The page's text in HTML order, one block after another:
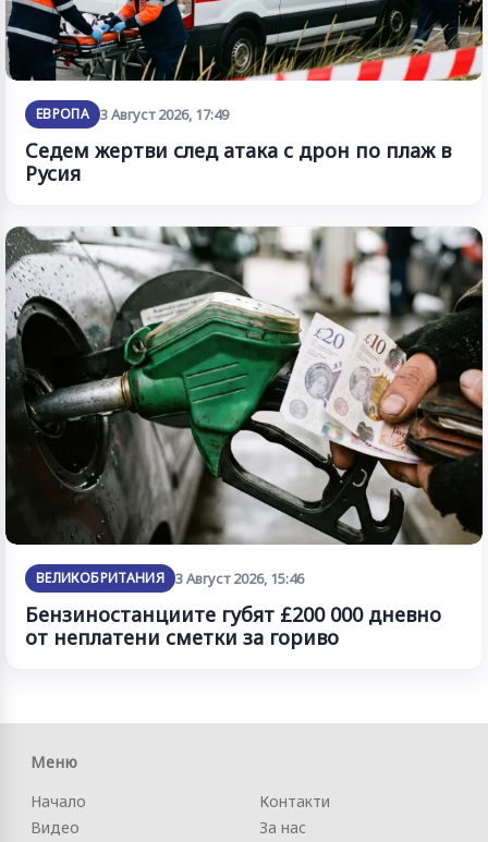
ЕВРОПА 3 Август 2026, 17:49
Седем жертви след атака с дрон по плаж в
Русия
ВЕЛИКОБРИТАНИЯ 3 Август 2026, 15:46
Бензиностанциите губят £200 000 дневно
от неплатени сметки за гориво
Меню
Начало
Видео
Контакти
За нас